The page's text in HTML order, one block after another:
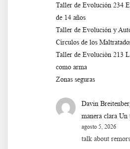
Taller de Evolución 234
de 14 años
Taller de Evolución y
Círculos de los
Taller de Evoluciòn 213
como arma
Zonas seguras
Davin
manera clara Un
agosto 5, 2026
talk about